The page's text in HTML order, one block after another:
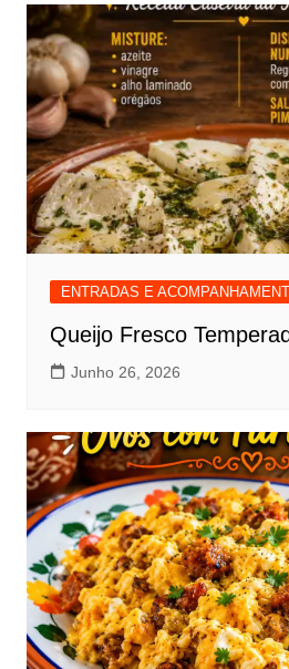
ENTRADAS E
Queijo Fresco
Junho 26, 2026